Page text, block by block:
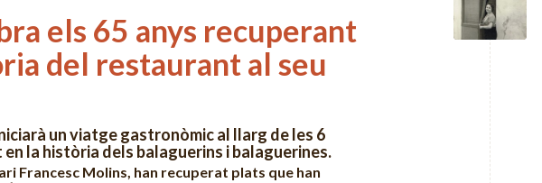
els 65 anys recuperant
del restaurant al seu
un viatge gastronòmic al llarg de les 6
la història dels balaguerins i balaguerines.
Francesc Molins, han recuperat plats que han